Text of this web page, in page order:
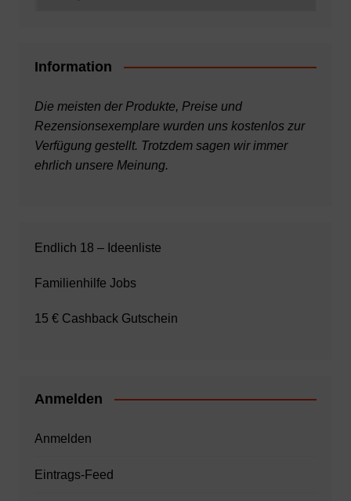
Information
Die meisten der Produkte, Preise und
Rezensionsexemplare wurden uns kostenlos zur
Verfügung gestellt. Trotzdem sagen wir immer
ehrlich unsere Meinung.
Endlich 18 – Ideenliste
Familienhilfe Jobs
15 € Cashback Gutschein
Anmelden
Anmelden
Eintrags-Feed